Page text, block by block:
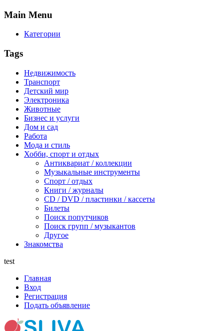
Main Menu
Категории
Tags
Недвижимость
Транспорт
Детский мир
Электроника
Животные
Бизнес и услуги
Дом и сад
Работа
Мода и стиль
Хобби, спорт и отдых
Антиквариат / коллекции
Музыкальные инструменты
Спорт / отдых
Книги / журналы
CD / DVD / пластинки / кассеты
Билеты
Поиск попутчиков
Поиск групп / музыкантов
Другое
Знакомства
test
Главная
Вход
Регистрация
Подать объявление